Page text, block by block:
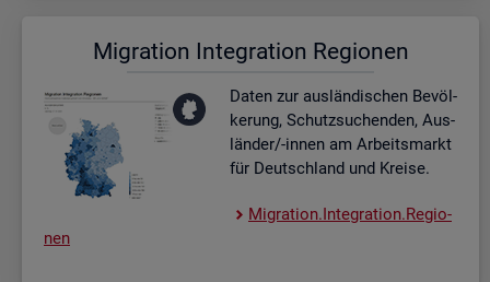
Mi­gra­ti­on In­te­gra­ti­on Re­gio­nen
Daten zur aus­län­di­schen Be­völ­
ke­rung, Schutz­su­chen­den, Aus­
län­der/-innen am Ar­beits­markt
für Deutsch­land und Krei­se.
Mi­gra­ti­on.In­te­gra­ti­on.Re­gio­
nen